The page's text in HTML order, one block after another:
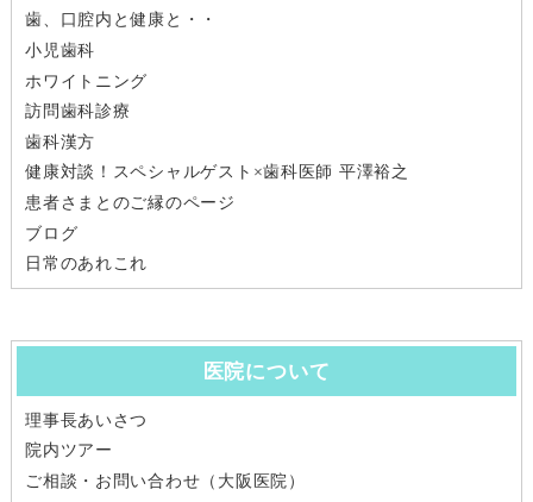
歯、口腔内と健康と・・
小児歯科
ホワイトニング
訪問歯科診療
歯科漢方
健康対談！スペシャルゲスト×歯科医師 平澤裕之
患者さまとのご縁のページ
ブログ
日常のあれこれ
医院について
理事長あいさつ
院内ツアー
ご相談・お問い合わせ（大阪医院）